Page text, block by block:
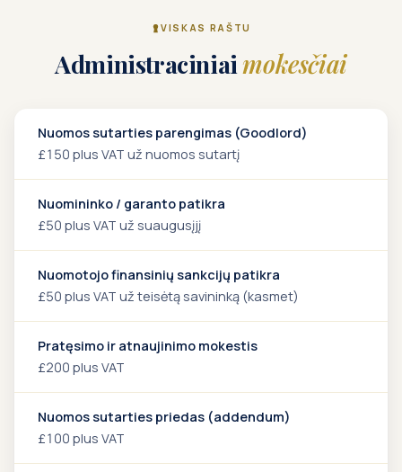
VISKAS RAŠTU
Administraciniaimokesčiai
Nuomos sutarties parengimas (Goodlord)
£150 plus VAT už nuomos sutartį
Nuomininko / garanto patikra
£50 plus VAT už suaugusįjį
Nuomotojo finansinių sankcijų patikra
£50 plus VAT už teisėtą savininką (kasmet)
Pratęsimo ir atnaujinimo mokestis
£200 plus VAT
Nuomos sutarties priedas (addendum)
£100 plus VAT